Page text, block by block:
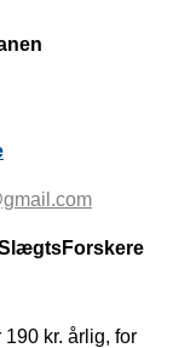
kr. årlig, for